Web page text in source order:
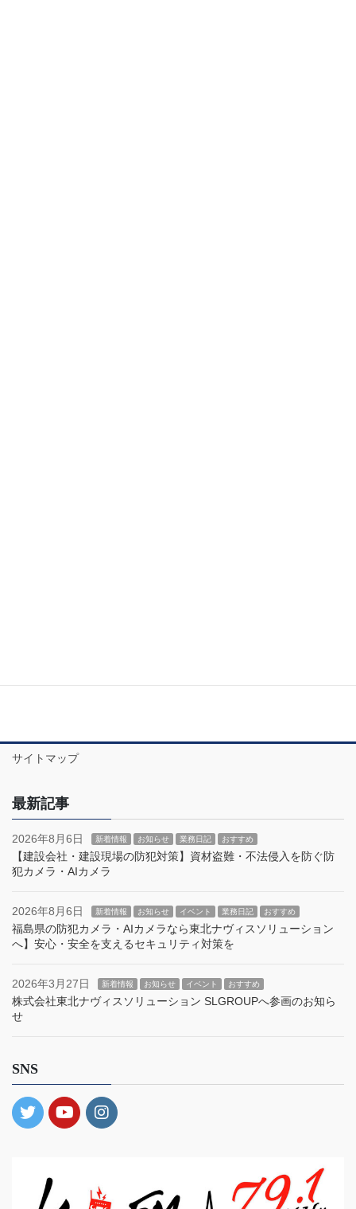
サイトマップ
最新記事
2026年8月6日 新着情報 お知らせ 業務日記 おすすめ
【建設会社・建設現場の防犯対策】資材盗難・不法侵入を防ぐ防
犯カメラ・AIカメラ
2026年8月6日 新着情報 お知らせ イベント 業務日記 おすすめ
福島県の防犯カメラ・AIカメラなら東北ナヴィスソリューション
へ】安心・安全を支えるセキュリティ対策を
2026年3月27日 新着情報 お知らせ イベント おすすめ
株式会社東北ナヴィスソリューション SLGROUPへ参画のお知ら
せ
SNS